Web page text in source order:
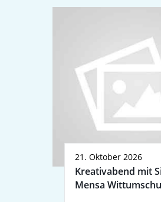
21. Oktober 2026
Kreativabend mit
Mensa